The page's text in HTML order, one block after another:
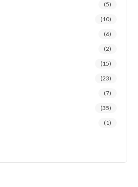
(5)
(10)
(6)
(2)
(15)
(23)
(7)
(35)
(1)